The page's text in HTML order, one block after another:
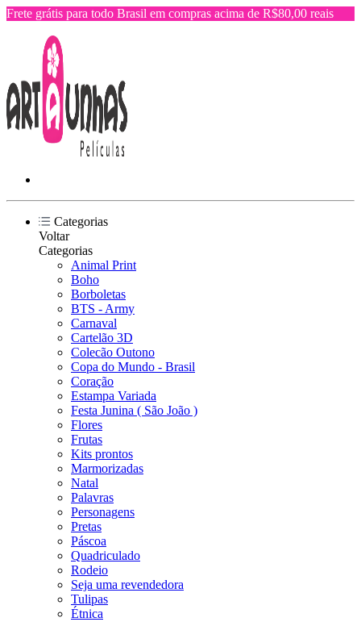
Frete grátis para todo Brasil em compras acima de R$80,00 reais
Categorias
Voltar
Categorias
Animal Print
Boho
Borboletas
BTS - Army
Carnaval
Cartelão 3D
Colecão Outono
Copa do Mundo - Brasil
Coração
Estampa Variada
Festa Junina ( São João )
Flores
Frutas
Kits prontos
Marmorizadas
Natal
Palavras
Personagens
Pretas
Páscoa
Quadriculado
Rodeio
Seja uma revendedora
Tulipas
Étnica